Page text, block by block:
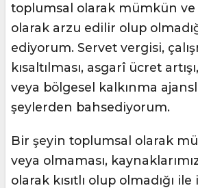
toplumsal olarak mümkün ve
olarak arzu edilir olup
ediyorum. Servet vergisi,
kısaltılması, asgarî ücret
veya bölgesel kalkınma
şeylerden bahsediyorum.
Bir şeyin toplumsal olarak
veya olmaması,
olarak kısıtlı olup olmadığı